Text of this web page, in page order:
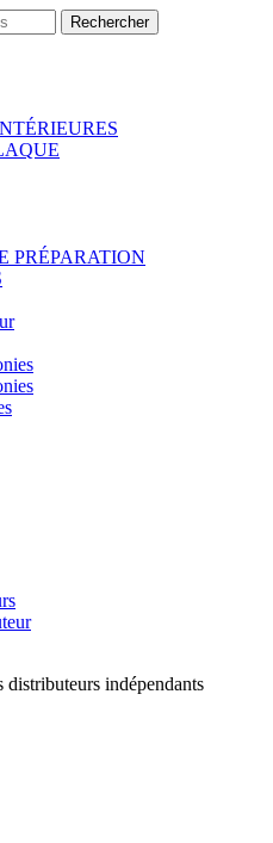
Rechercher
PRÉPARATION
distributeurs indépendants